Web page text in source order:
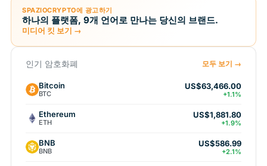
SPAZIOCRYPTO에 광고하기
하나의 플랫폼, 9개 언어로 만나는 당신의 브랜드.
미디어 킷 보기 →
인기 암호화폐 모두 보기 →
Bitcoin
BTC
US$63,466.00
+1.1%
Ethereum
ETH
US$1,881.80
+1.9%
BNB
BNB
US$586.99
+2.1%